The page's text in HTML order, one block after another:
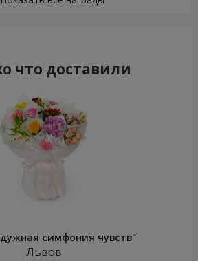
что доставили
симфония чувств"
Львов